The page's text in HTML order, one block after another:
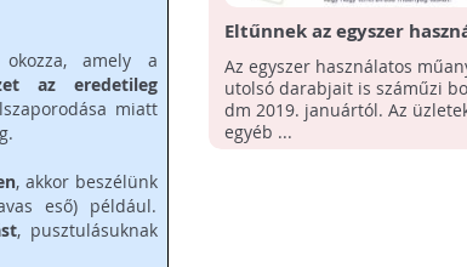
amely a
az eredetileg
miatt
, akkor beszélünk
eső) például.
, pusztulásuknak
Eltűnnek az egyszer
műanyag táskák a dm-ből
Az egyszer használatos
utolsó darabjait is száműzi
dm 2019. januártól. Az
egyéb ...